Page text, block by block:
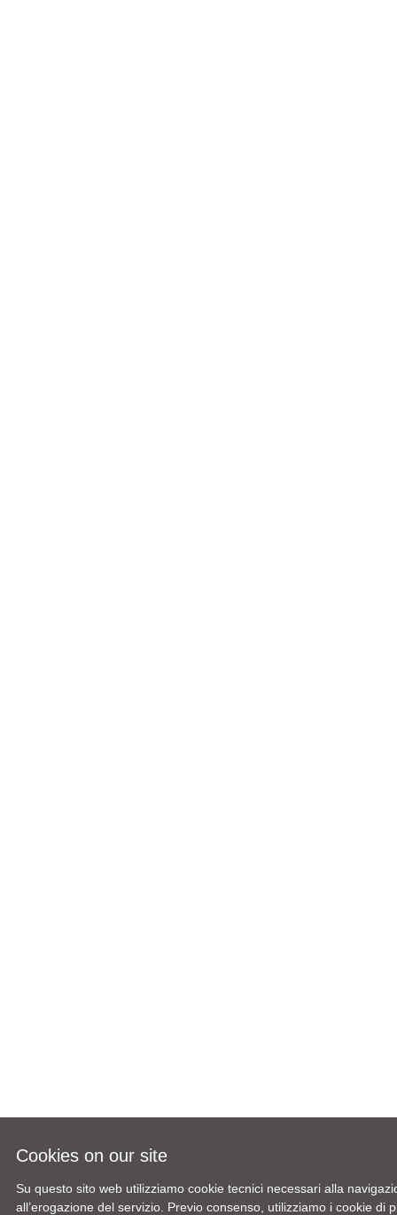
Cookies on our site
Su questo sito web utilizziamo cookie tecnici necessari alla
all’erogazione del servizio. Previo consenso, utilizziamo i cookie di